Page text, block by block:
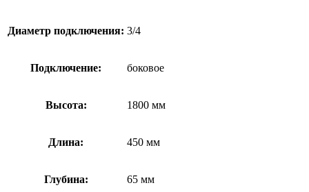
Диаметр подключения: 3/4
Подключение: боковое
Высота: 1800 мм
Длина: 450 мм
Глубина: 65 мм